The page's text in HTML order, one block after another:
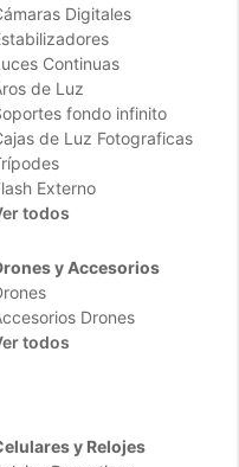
Digitales
Continuas
de Luz
fondo infinito
de Luz Fotograficas
Externo
todos
y Accesorios
Drones
todos
y Relojes